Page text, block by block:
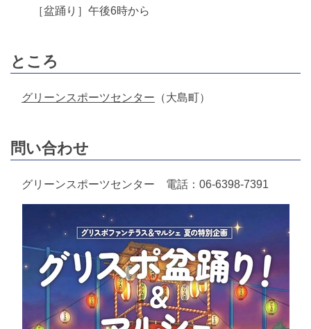
［盆踊り］午後6時から
ところ
グリーンスポーツセンター （大島町）
問い合わせ
グリーンスポーツセンター 電話：06-6398-7391